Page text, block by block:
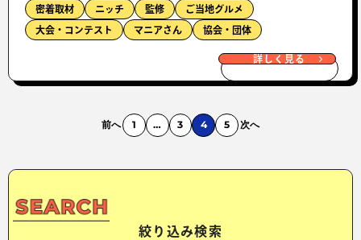
密着取材 ニッチ 監修 ご当地グルメ
大会・コンテスト マニアさん 協会・団体
詳しく見る
前へ 1 … 3 4 5 次へ
絞り込み検索